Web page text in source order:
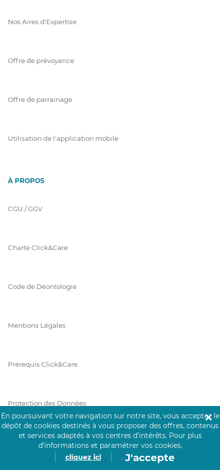
Nos Aires d'Expertise
Offre de prévoyance
Offre de parrainage
Utilisation de l'application mobile
À PROPOS
CGU / GGV
Charte Click&Care
Code de Déontologie
Mentions Légales
Prérequis Click&Care
Protection des Données
En poursuivant votre navigation sur notre site, vous acceptez le
dépôt de cookies destinés à vous proposer des offres, contenus
et services adaptés à vos centres d’intérêts. Pour plus
d’informations et paramétrer vos cookies,
cliquez ici
. J'accepte
✕